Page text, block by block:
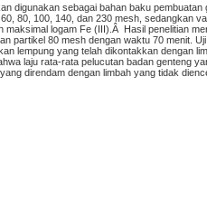
digunakan sebagai bahan baku
80, 100, 140, dan 230 mesh, sedangkan
logam Fe (III).Â Hasil penelitian
partikel 80 mesh dengan waktu 70 menit.
lempung yang telah dikontakkan dengan
laju rata-rata pelucutan badan genteng
direndam dengan limbah yang tidak